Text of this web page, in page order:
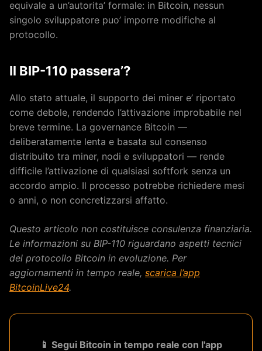
equivale a un’autorita’ formale: in Bitcoin, nessun
singolo sviluppatore puo’ imporre modifiche al
protocollo.
Il BIP-110 passera’?
Allo stato attuale, il supporto dei miner e’ riportato
come debole, rendendo l’attivazione improbabile nel
breve termine. La governance Bitcoin —
deliberatamente lenta e basata sul consenso
distribuito tra miner, nodi e sviluppatori — rende
difficile l’attivazione di qualsiasi softfork senza un
accordo ampio. Il processo potrebbe richiedere mesi
o anni, o non concretizzarsi affatto.
Questo articolo non costituisce consulenza finanziaria.
Le informazioni su BIP-110 riguardano aspetti tecnici
del protocollo Bitcoin in evoluzione. Per
aggiornamenti in tempo reale, scarica l’app
BitcoinLive24.
📱 Segui Bitcoin in tempo reale con l'app